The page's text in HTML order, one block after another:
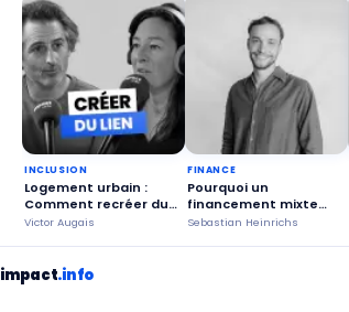
INCLUSION
Logement urbain :
Comment recréer du
lien social grâce à
Victor Augais
FINANCE
Pourquoi un
financement mixte
public et privé est-il
Sebastian Heinrichs
impact.info